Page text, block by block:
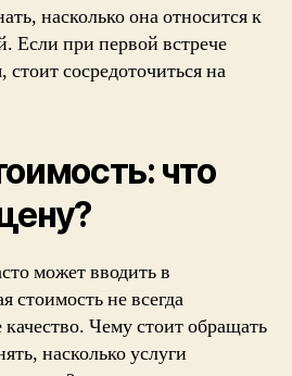
насколько она относится к
Если при первой встрече
сосредоточиться на
что
может вводить в
стоимость не всегда
качество. Чему стоит обращать
насколько услуги